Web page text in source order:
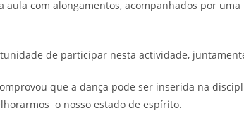
com alongamentos, acompanhados por uma
de participar nesta actividade,
que a dança pode ser inserida na
o nosso estado de espírito.